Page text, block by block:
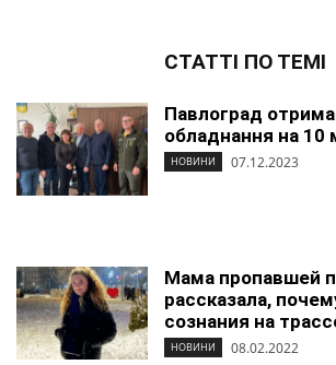
СТАТТІ ПО ТЕМІ
Павлоград
обладнання на 10
НОВИНИ 07.12.2023
Мама пропавшей
рассказала,
сознания на
НОВИНИ 08.02.2022